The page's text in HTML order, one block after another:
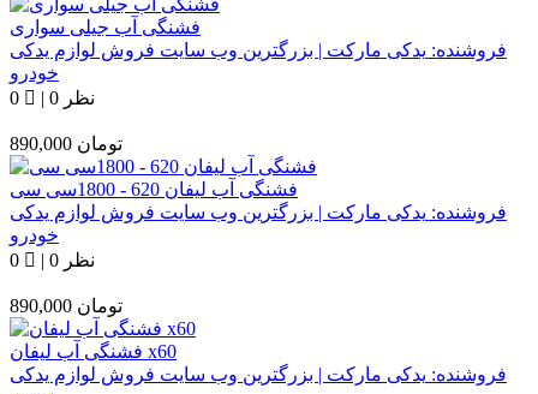
فشنگی آب جیلی سواری
فروشنده: یدکی مارکت | بزرگترین وب سایت فروش لوازم یدکی
خودرو
0
| 0 نظر
890,000 تومان
فشنگی آب لیفان 620 - 1800سی سی
فروشنده: یدکی مارکت | بزرگترین وب سایت فروش لوازم یدکی
خودرو
0
| 0 نظر
890,000 تومان
فشنگی آب لیفان x60
فروشنده: یدکی مارکت | بزرگترین وب سایت فروش لوازم یدکی